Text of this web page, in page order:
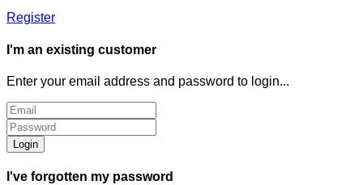
Register
I'm an existing customer
Enter your email address and password to login...
Login
I've forgotten my password